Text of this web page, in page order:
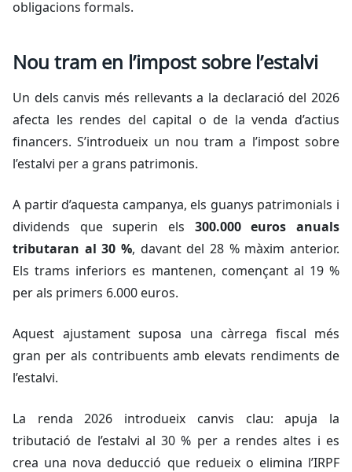
obligacions formals.
Nou tram en l’impost sobre l’estalvi
Un dels canvis més rellevants a la declaració del 2026
afecta les rendes del capital o de la venda d’actius
financers. S’introdueix un nou tram a l’impost sobre
l’estalvi per a grans patrimonis.
A partir d’aquesta campanya, els guanys patrimonials i
dividends que superin els 300.000 euros anuals
tributaran al 30 %, davant del 28 % màxim anterior.
Els trams inferiors es mantenen, començant al 19 %
per als primers 6.000 euros.
Aquest ajustament suposa una càrrega fiscal més
gran per als contribuents amb elevats rendiments de
l’estalvi.
La renda 2026 introdueix canvis clau: apuja la
tributació de l’estalvi al 30 % per a rendes altes i es
crea una nova deducció que redueix o elimina l’IRPF